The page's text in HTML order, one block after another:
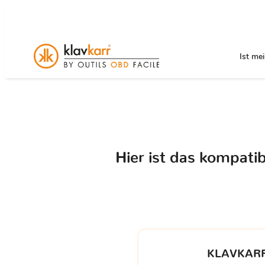
Ist
Hier ist das